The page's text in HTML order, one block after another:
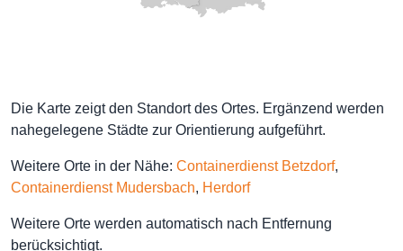
Die Karte zeigt den Standort des Ortes. Ergänzend werden
nahegelegene Städte zur Orientierung aufgeführt.
Weitere Orte in der Nähe: Containerdienst Betzdorf,
Containerdienst Mudersbach, Herdorf
Weitere Orte werden automatisch nach Entfernung
berücksichtigt.